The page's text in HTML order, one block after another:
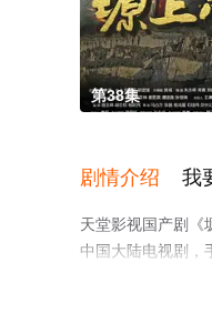
第38集
剧情介绍 我
天堂影视国产剧《
中国大陆电视剧，